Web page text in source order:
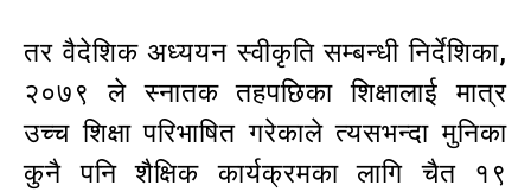
तर वैदेशिक अध्ययन स्वीकृति सम्बन्धी निर्देशिका,
२०७९ ले स्नातक तहपछिका शिक्षालाई मात्र
उच्च शिक्षा परिभाषित गरेकाले त्यसभन्दा मुनिका
कुनै पनि शैक्षिक कार्यक्रमका लागि चैत १९